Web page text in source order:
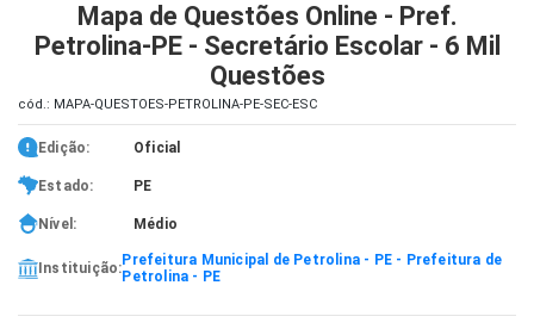
Mapa de Questões Online - Pref.
Petrolina-PE - Secretário Escolar - 6 Mil
Questões
cód.: MAPA-QUESTOES-PETROLINA-PE-SEC-ESC
Edição: Oficial
Estado: PE
Nível: Médio
Instituição:Prefeitura Municipal de Petrolina - PE - Prefeitura de
Petrolina - PE